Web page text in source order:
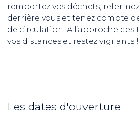
remportez vos déchets,
derrière vous et tenez compte
de circulation. A l’approche des
vos distances et restez vigilants !
Les dates d'ouverture